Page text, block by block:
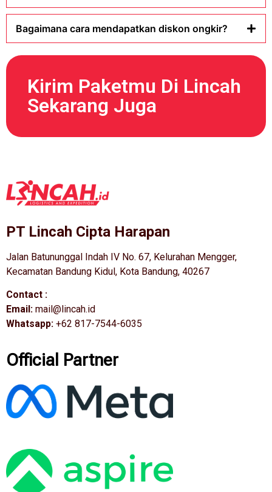
Bagaimana cara mendapatkan diskon ongkir?
Kirim Paketmu Di Lincah
Sekarang Juga
PT Lincah Cipta Harapan
Jalan Batununggal Indah IV No. 67, Kelurahan Mengger,
Kecamatan Bandung Kidul, Kota Bandung, 40267
Contact :
Email: mail@lincah.id
Whatsapp: +62 817-7544-6035
Official Partner